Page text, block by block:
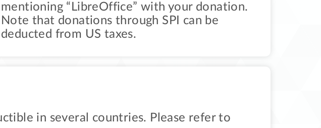
mentioning “LibreOffice” with your donation.
Note that donations through SPI can be
deducted from US taxes.
in several countries. Please refer to